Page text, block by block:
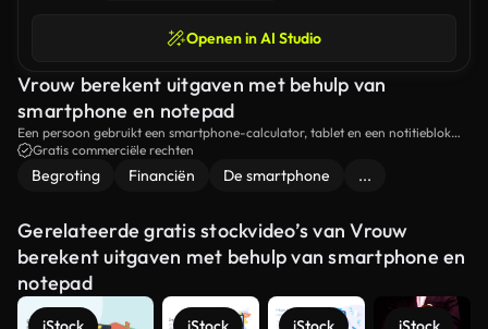
Openen in AI Studio
Vrouw berekent uitgaven met behulp van
smartphone en notepad
Een persoon gebruikt een smartphone-calculator, tablet en een notitieblok
om uitgaven te volgen.Deze scène benadrukt het gebruik van moderne
technologie naast traditionele methoden voor effectief financieel beheer.
Gratis commerciële rechten
Begroting Financiën De smartphone ...
Gerelateerde gratis stockvideo’s van Vrouw
berekent uitgaven met behulp van smartphone en
notepad